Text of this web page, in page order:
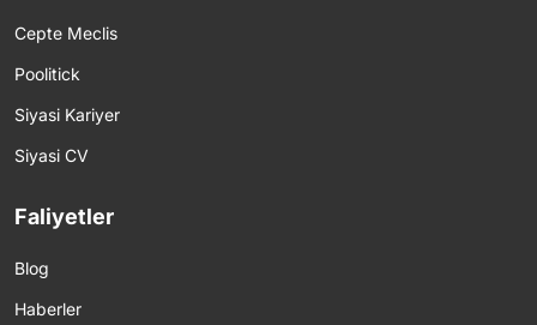
Cepte Meclis
Poolitick
Siyasi Kariyer
Siyasi CV
Faliyetler
Blog
Haberler